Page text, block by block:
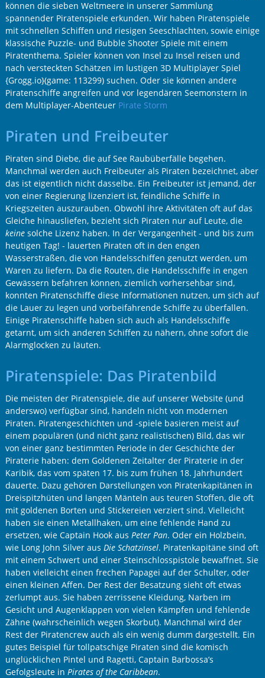
können die sieben Weltmeere in unserer Sammlung
spannender Piratenspiele erkunden. Wir haben Piratenspiele
mit schnellen Schiffen und riesigen Seeschlachten, sowie einige
klassische Puzzle- und Bubble Shooter Spiele mit einem
Piratenthema. Spieler können von Insel zu Insel reisen und
nach versteckten Schätzen im lustigen 3D Multiplayer Spiel
{Grogg.io}(game: 113299) suchen. Oder sie können andere
Piratenschiffe angreifen und vor legendären Seemonstern in
dem Multiplayer-Abenteuer Pirate Storm
Piraten und Freibeuter
Piraten sind Diebe, die auf See Raubüberfälle begehen.
Manchmal werden auch Freibeuter als Piraten bezeichnet, aber
das ist eigentlich nicht dasselbe. Ein Freibeuter ist jemand, der
von einer Regierung lizenziert ist, feindliche Schiffe in
Kriegszeiten auszurauben. Obwohl ihre Aktivitäten oft auf das
Gleiche hinausliefen, bezieht sich Piraten nur auf Leute, die
keinesolche Lizenz haben. In der Vergangenheit - und bis zum
heutigen Tag! - lauerten Piraten oft in den engen
Wasserstraßen, die von Handelsschiffen genutzt werden, um
Waren zu liefern. Da die Routen, die Handelsschiffe in engen
Gewässern befahren können, ziemlich vorhersehbar sind,
konnten Piratenschiffe diese Informationen nutzen, um sich auf
die Lauer zu legen und vorbeifahrende Schiffe zu überfallen.
Einige Piratenschiffe haben sich auch als Handelsschiffe
getarnt, um sich anderen Schiffen zu nähern, ohne sofort die
Alarmglocken zu läuten.
Piratenspiele: Das Piratenbild
Die meisten der Piratenspiele, die auf unserer Website (und
anderswo) verfügbar sind, handeln nicht von modernen
Piraten. Piratengeschichten und -spiele basieren meist auf
einem populären (und nicht ganz realistischen) Bild, das wir
von einer ganz bestimmten Periode in der Geschichte der
Piraterie haben: dem Goldenen Zeitalter der Piraterie in der
Karibik, das vom späten 17. bis zum frühen 18. Jahrhundert
dauerte. Dazu gehören Darstellungen von Piratenkapitänen in
Dreispitzhüten und langen Mänteln aus teuren Stoffen, die oft
mit goldenen Borten und Stickereien verziert sind. Vielleicht
haben sie einen Metallhaken, um eine fehlende Hand zu
ersetzen, wie Captain Hook aus Peter Pan. Oder ein Holzbein,
wie Long John Silver aus Die Schatzinsel. Piratenkapitäne sind oft
mit einem Schwert und einer Steinschlosspistole bewaffnet. Sie
haben vielleicht einen frechen Papagei auf der Schulter, oder
einen kleinen Affen. Der Rest der Besatzung sieht oft etwas
zerlumpt aus. Sie haben zerrissene Kleidung, Narben im
Gesicht und Augenklappen von vielen Kämpfen und fehlende
Zähne (wahrscheinlich wegen Skorbut). Manchmal wird der
Rest der Piratencrew auch als ein wenig dumm dargestellt. Ein
gutes Beispiel für tollpatschige Piraten sind die komisch
unglücklichen Pintel und Ragetti, Captain Barbossa’s
Gefolgsleute in Pirates of the Caribbean.